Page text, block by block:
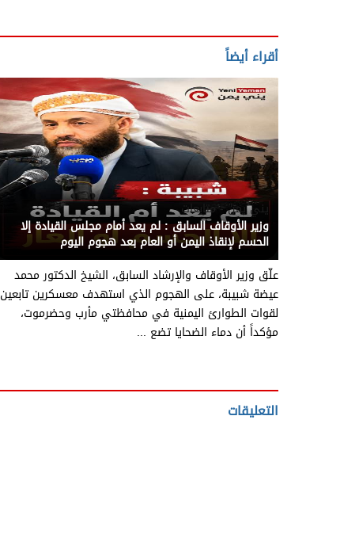
أقراء أيضاً
يني يمن - متابعات
وزير الأوقاف السابق : لم يعد أمام مجلس القيادة إلا
الحسم لإنقاذ اليمن أو العام بعد هجوم اليوم
علّق وزير الأوقاف والإرشاد السابق، الشيخ الدكتور محمد
عيضة شبيبة، على الهجوم الذي استهدف معسكرين تابعين
لقوات الطوارئ اليمنية في محافظتي مأرب وحضرموت،
مؤكداً أن دماء الضحايا تضع ...
التعليقات